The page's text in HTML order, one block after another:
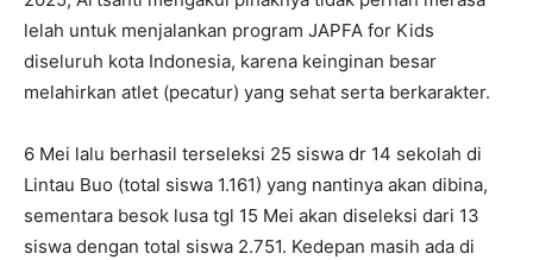
lelah untuk menjalankan program JAPFA for Kids
diseluruh kota Indonesia, karena keinginan besar
melahirkan atlet (pecatur) yang sehat serta berkarakter.
6 Mei lalu berhasil terseleksi 25 siswa dr 14 sekolah di
Lintau Buo (total siswa 1.161) yang nantinya akan dibina,
sementara besok lusa tgl 15 Mei akan diseleksi dari 13
siswa dengan total siswa 2.751. Kedepan masih ada di